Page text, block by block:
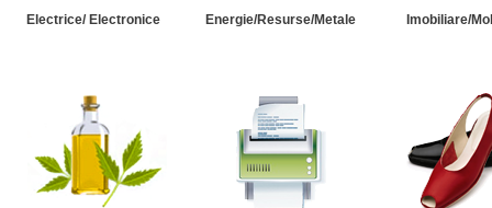
Electrice/ Electronice Energie/Resurse/Metale Imobiliare/